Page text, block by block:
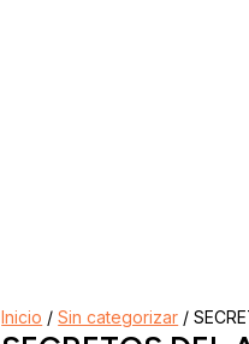
Inicio /Sin categorizar /